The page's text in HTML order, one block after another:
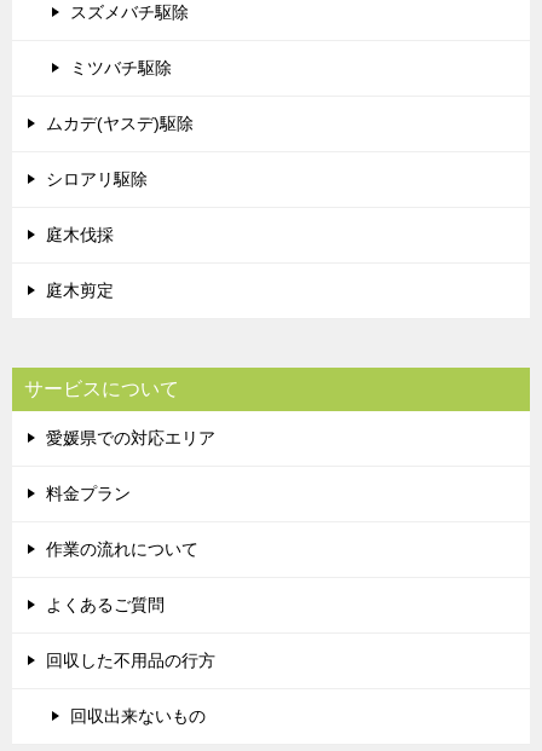
スズメバチ駆除
ミツバチ駆除
ムカデ(ヤスデ)駆除
シロアリ駆除
庭木伐採
庭木剪定
サービスについて
愛媛県での対応エリア
料金プラン
作業の流れについて
よくあるご質問
回収した不用品の行方
回収出来ないもの